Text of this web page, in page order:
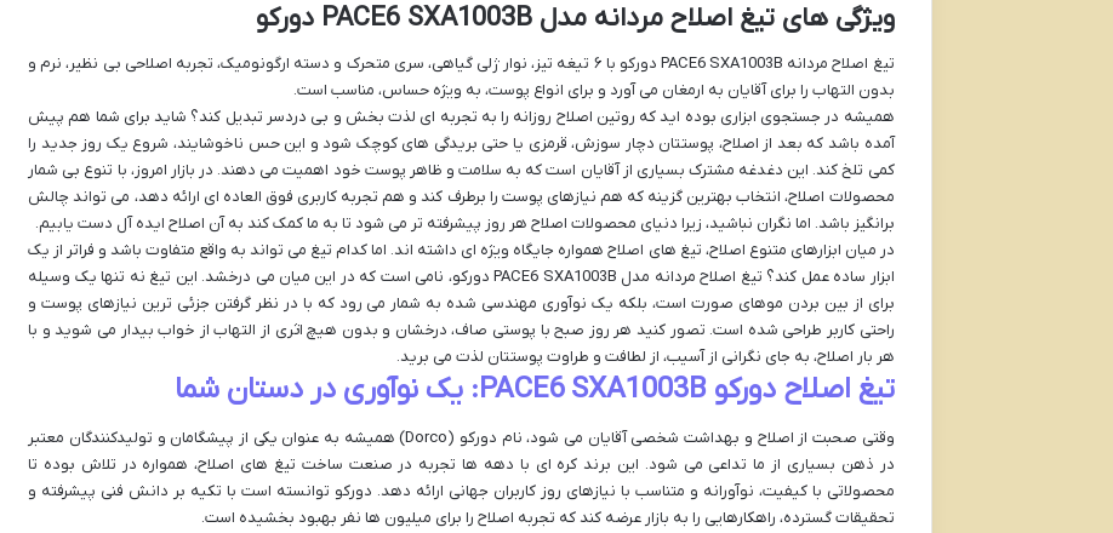
ویژگی های تیغ اصلاح مردانه مدل PACE6 SXA1003B دورکو
تیغ اصلاح مردانه PACE6 SXA1003B دورکو با ۶ تیغه تیز، نوار ژلی گیاهی، سری متحرک و دسته ارگونومیک، تجربه اصلاحی بی نظیر، نرم و
بدون التهاب را برای آقایان به ارمغان می آورد و برای انواع پوست، به ویژه حساس، مناسب است.
همیشه در جستجوی ابزاری بوده اید که روتین اصلاح روزانه را به تجربه ای لذت بخش و بی دردسر تبدیل کند؟ شاید برای شما هم پیش
آمده باشد که بعد از اصلاح، پوستتان دچار سوزش، قرمزی یا حتی بریدگی های کوچک شود و این حس ناخوشایند، شروع یک روز جدید را
کمی تلخ کند. این دغدغه مشترک بسیاری از آقایان است که به سلامت و ظاهر پوست خود اهمیت می دهند. در بازار امروز، با تنوع بی شمار
محصولات اصلاح، انتخاب بهترین گزینه که هم نیازهای پوست را برطرف کند و هم تجربه کاربری فوق العاده ای ارائه دهد، می تواند چالش
برانگیز باشد. اما نگران نباشید، زیرا دنیای محصولات اصلاح هر روز پیشرفته تر می شود تا به ما کمک کند به آن اصلاح ایده آل دست یابیم.
در میان ابزارهای متنوع اصلاح، تیغ های اصلاح همواره جایگاه ویژه ای داشته اند. اما کدام تیغ می تواند به واقع متفاوت باشد و فراتر از یک
ابزار ساده عمل کند؟ تیغ اصلاح مردانه مدل PACE6 SXA1003B دورکو، نامی است که در این میان می درخشد. این تیغ نه تنها یک وسیله
برای از بین بردن موهای صورت است، بلکه یک نوآوری مهندسی شده به شمار می رود که با در نظر گرفتن جزئی ترین نیازهای پوست و
راحتی کاربر طراحی شده است. تصور کنید هر روز صبح با پوستی صاف، درخشان و بدون هیچ اثری از التهاب از خواب بیدار می شوید و با
هر بار اصلاح، به جای نگرانی از آسیب، از لطافت و طراوت پوستتان لذت می برید.
تیغ اصلاح دورکو PACE6 SXA1003B: یک نوآوری در دستان شما
وقتی صحبت از اصلاح و بهداشت شخصی آقایان می شود، نام دورکو (Dorco) همیشه به عنوان یکی از پیشگامان و تولیدکنندگان معتبر
در ذهن بسیاری از ما تداعی می شود. این برند کره ای با دهه ها تجربه در صنعت ساخت تیغ های اصلاح، همواره در تلاش بوده تا
محصولاتی با کیفیت، نوآورانه و متناسب با نیازهای روز کاربران جهانی ارائه دهد. دورکو توانسته است با تکیه بر دانش فنی پیشرفته و
تحقیقات گسترده، راهکارهایی را به بازار عرضه کند که تجربه اصلاح را برای میلیون ها نفر بهبود بخشیده است.